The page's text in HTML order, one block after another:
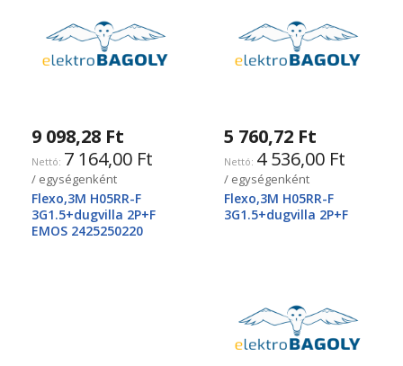
9 098,28 Ft
7 164,00 Ft
/ egységenként
Flexo,3M H05RR-F
3G1.5+dugvilla 2P+F
EMOS 2425250220
5 760,72 Ft
4 536,00 Ft
/ egységenként
Flexo,3M H05RR-F
3G1.5+dugvilla 2P+F